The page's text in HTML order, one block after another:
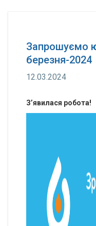
Запрошуємо
березня-2024
12.03.2024
З’явилася робота!